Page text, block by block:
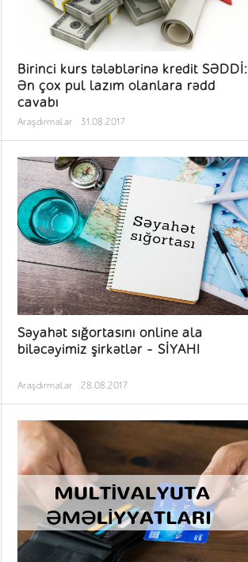
Birinci kurs tələblərinə kredit SƏDDİ:
Ən çox pul lazım olanlara rədd
cavabı
Araşdırmalar 31.08.2017
Səyahət sığortasını online ala
biləcəyimiz şirkətlər - SİYAHI
Araşdırmalar 28.08.2017